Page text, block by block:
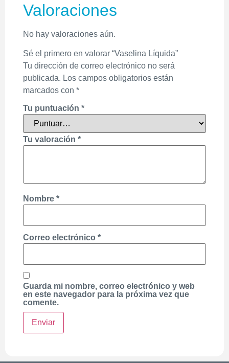
Valoraciones
No hay valoraciones aún.
Sé el primero en valorar “Vaselina Líquida”
Tu dirección de correo electrónico no será
publicada. Los campos obligatorios están
marcados con *
Tu puntuación *
Tu valoración *
Nombre *
Correo electrónico *
Guarda mi nombre, correo electrónico y web
en este navegador para la próxima vez que
comente.